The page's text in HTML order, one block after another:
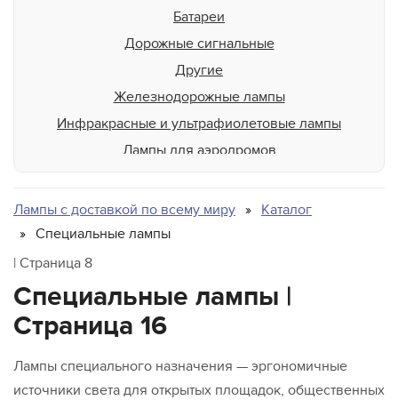
Лампы с доставкой по всему миру
Каталог
Специальные лампы
| Страница 8
Специальные лампы |
Страница 16
Лампы специального назначения — эргономичные
источники света для открытых площадок, общественных
Батареи
Дорожные сигнальные
Другие
Железнодорожные лампы
Инфракрасные и ультрафиолетовые лампы
Лампы для аэродромов
Для освещения бассейна
Для подсветки пищевой продукции
Для типографий и фотолабораторий
Лампы общего назначения
Лампы среднего и низкого напряжения в сборе
Миниатюрные лампы
Морские